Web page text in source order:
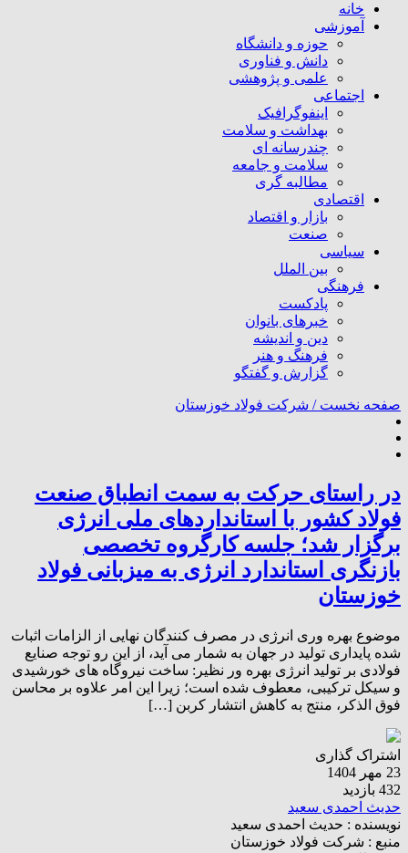
خانه
آموزشی
حوزه و دانشگاه
دانش و فناوری
علمی و پژوهشی
اجتماعی
اینفوگرافیک
بهداشت و سلامت
چندرسانه ای
سلامت و جامعه
مطالبه گری
اقتصادی
بازار و اقتصاد
صنعت
سیاسی
بین الملل
فرهنگی
پادکست
خبرهای بانوان
دین و اندیشه
فرهنگ و هنر
گزارش و گفتگو
صفحه نخست / شرکت فولاد خوزستان
در راستای حرکت به سمت انطباق صنعت
فولاد کشور با استانداردهای ملی انرژی
برگزار شد؛ جلسه کارگروه تخصصی
بازنگری استاندارد انرژی به میزبانی فولاد
خوزستان
موضوع بهره وری انرژی در مصرف کنندگان نهایی از الزامات اثبات
شده پایداری تولید در جهان به شمار می آید، از این رو توجه صنایع
فولادی بر تولید انرژی بهره ور نظیر: ساخت نیروگاه های خورشیدی
و سیکل ترکیبی، معطوف شده است؛ زیرا این امر علاوه بر محاسن
فوق الذکر، منتج به کاهش انتشار کربن […]
اشتراک گذاری
23 مهر 1404
432 بازدید
حدیث احمدی سعید
نویسنده : حدیث احمدی سعید
منبع : شرکت فولاد خوزستان